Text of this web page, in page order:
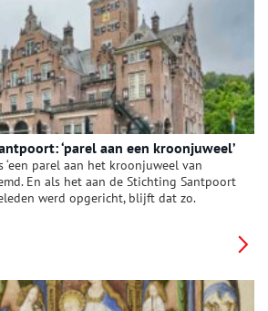
‘parel aan een kroonjuweel’
parel aan het kroonjuweel van
En als het aan de Stichting Santpoort
werd opgericht, blijft dat zo.